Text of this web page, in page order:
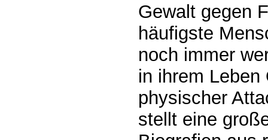
Gewalt gegen
häufigste
noch immer
in ihrem Leben
physischer
stellt eine